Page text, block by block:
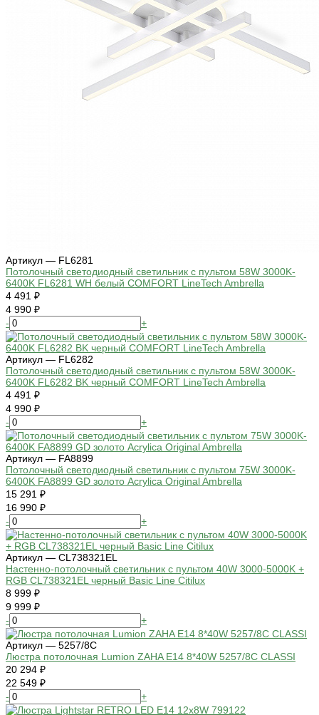
Артикул — FL6281
Потолочный светодиодный светильник с пультом 58W 3000K-
6400K FL6281 WH белый COMFORT LineTech Ambrella
4 491 ₽
4 990 ₽
-
+
Артикул — FL6282
Потолочный светодиодный светильник с пультом 58W 3000K-
6400K FL6282 BK черный COMFORT LineTech Ambrella
4 491 ₽
4 990 ₽
-
+
Артикул — FA8899
Потолочный светодиодный светильник с пультом 75W 3000K-
6400K FA8899 GD золото Acrylica Original Ambrella
15 291 ₽
16 990 ₽
-
+
Артикул — CL738321EL
Настенно-потолочный светильник с пультом 40W 3000-5000K +
RGB CL738321EL черный Basic Line Citilux
8 999 ₽
9 999 ₽
-
+
Артикул — 5257/8C
Люстра потолочная Lumion ZAHA Е14 8*40W 5257/8C CLASSI
20 294 ₽
22 549 ₽
-
+